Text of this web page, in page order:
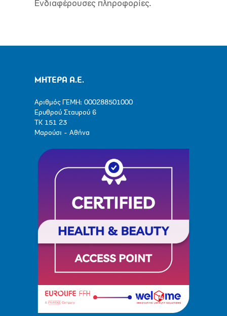
Ενδιαφέρουσες πληροφορίες.
ΜΗΤΕΡΑ Α.Ε.
Αριθμός ΓΕΜΗ: 000288501000
Ερυθρού Σταυρού 6
ΤΚ 151 23
Μαρούσι - Αθήνα